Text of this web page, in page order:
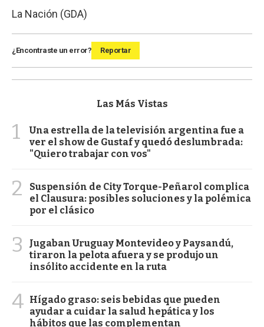
La Nación (GDA)
¿Encontraste un error? Reportar
Las Más Vistas
1
Una estrella de la televisión argentina fue a
ver el show de Gustaf y quedó deslumbrada:
"Quiero trabajar con vos"
2
Suspensión de City Torque-Peñarol complica
el Clausura: posibles soluciones y la polémica
por el clásico
3
Jugaban Uruguay Montevideo y Paysandú,
tiraron la pelota afuera y se produjo un
insólito accidente en la ruta
4 Hígado graso: seis bebidas que pueden
ayudar a cuidar la salud hepática y los
hábitos que las complementan